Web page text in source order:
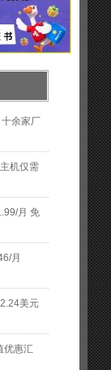
余家厂
机仅需
月 免
月
美元
优惠汇